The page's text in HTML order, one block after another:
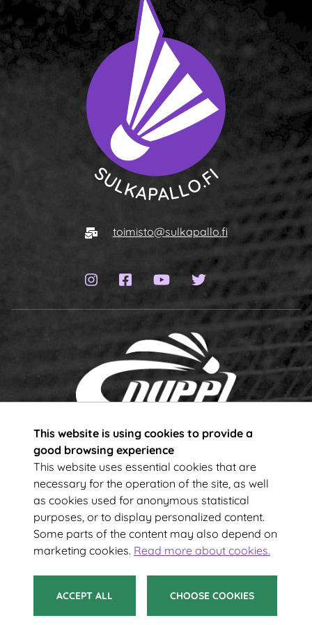
This website is using cookies to provide a
good browsing experience
This website uses essential cookies that are
necessary for the operation of the site, as well
as cookies used for anonymous statistical
purposes, or to display personalized content.
Some parts of the content may also depend on
marketing cookies. Read more about cookies.
ACCEPT ALL CHOOSE COOKIES
E-mailtoimisto@sulkapallo.fi
Instagram page
Facebook page
YouTube channel
Twitter page
Subscribe to our newsletter!
Your e-mail address
SUBSCRIBE
© 2021 Suomen Sulkapalloliitto ry